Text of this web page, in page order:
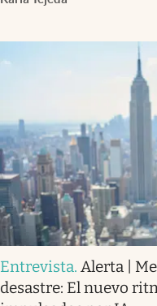
Entrevista. Alerta |
desastre: El nuevo